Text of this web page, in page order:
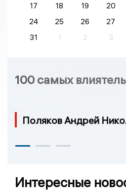
17 18 19 20
24
25 26 27
31
1 2 3
100 самых
Поляков Андрей
Интересные